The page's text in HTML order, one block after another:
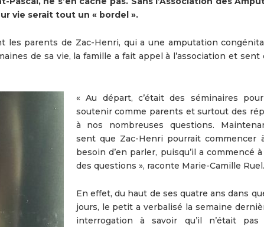
vie serait tout un « bordel ».
les parents de Zac-Henri, qui a une amputation
de sa vie, la famille a fait appel à l’association et sent
« Au départ, c’était des séminaires
soutenir comme parents et surtout des
à nos nombreuses questions.
sent que Zac-Henri pourrait commencer
besoin d’en parler, puisqu’il a commencé
des questions », raconte Marie-Camille Ruel.
En effet, du haut de ses quatre ans dans
jours, le petit a verbalisé la semaine
interrogation à savoir qu’il n’était pas